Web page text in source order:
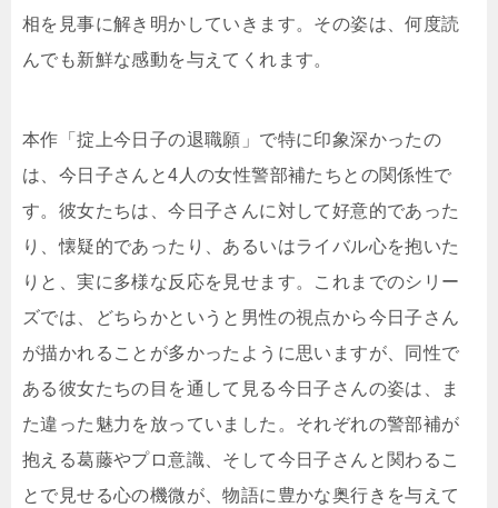
相を見事に解き明かしていきます。その姿は、何度読
んでも新鮮な感動を与えてくれます。
本作「掟上今日子の退職願」で特に印象深かったの
は、今日子さんと4人の女性警部補たちとの関係性で
す。彼女たちは、今日子さんに対して好意的であった
り、懐疑的であったり、あるいはライバル心を抱いた
りと、実に多様な反応を見せます。これまでのシリー
ズでは、どちらかというと男性の視点から今日子さん
が描かれることが多かったように思いますが、同性で
ある彼女たちの目を通して見る今日子さんの姿は、ま
た違った魅力を放っていました。それぞれの警部補が
抱える葛藤やプロ意識、そして今日子さんと関わるこ
とで見せる心の機微が、物語に豊かな奥行きを与えて